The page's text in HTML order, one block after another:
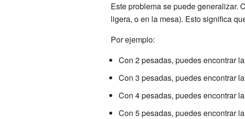
Este problema se puede generalizar.
ligera, o en la mesa). Esto significa
Por ejemplo:
Con 2 pesadas, puedes encontrar
Con 3 pesadas, puedes encontrar
Con 4 pesadas, puedes encontrar
Con 5 pesadas, puedes encontrar